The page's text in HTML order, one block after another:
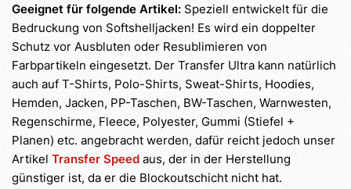
Geeignet für folgende Artikel: Speziell entwickelt für die
Bedruckung von Softshelljacken! Es wird ein doppelter
Schutz vor Ausbluten oder Resublimieren von
Farbpartikeln eingesetzt. Der Transfer Ultra kann natürlich
auch auf T-Shirts, Polo-Shirts, Sweat-Shirts, Hoodies,
Hemden, Jacken, PP-Taschen, BW-Taschen, Warnwesten,
Regenschirme, Fleece, Polyester, Gummi (Stiefel +
Planen) etc. angebracht werden, dafür reicht jedoch unser
Artikel Transfer Speed aus, der in der Herstellung
günstiger ist, da er die Blockoutschicht nicht hat.